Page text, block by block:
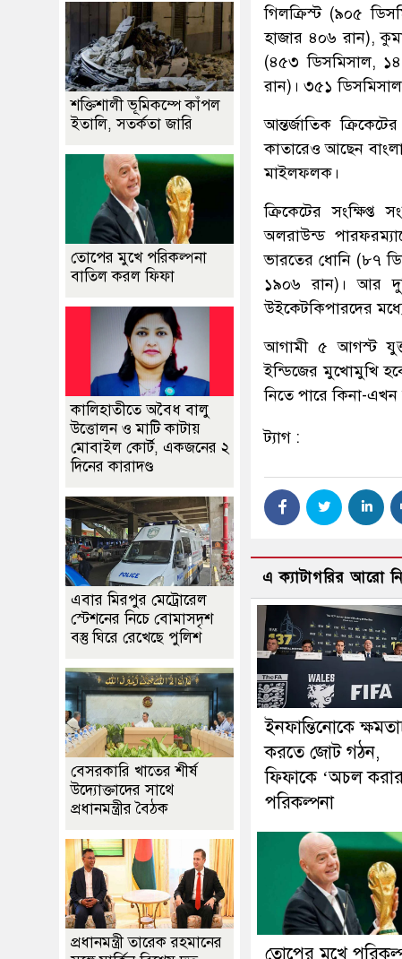
গিলক্রিস্ট (৯০৫
হাজার ৪০৬ রান),
(৪৫৩ ডিসমিসাল,
রান)। ৩৫১
আন্তর্জাতিক
কাতারেও আছেন
মাইলফলক।
ক্রিকেটের
অলরাউন্ড
ভারতের ধোনি (৮৭
১৯০৬ রান)। আর
উইকেটকিপারদের
আগামী ৫ আগস্ট
ইন্ডিজের মুখোমুখি
নিতে পারে কিনা-এখন
ট্যাগ :
এ ক্যাটাগরির আরো
ইনফান্তিনোকে
করতে জোট গঠন,
ফিফাকে ‘অচল
পরিকল্পনা
তোপের মুখে
শক্তিশালী ভূমিকম্পে কাঁপল
ইতালি, সতর্কতা জারি
তোপের মুখে পরিকল্পনা
বাতিল করল ফিফা
কালিহাতীতে অবৈধ বালু
উত্তোলন ও মাটি কাটায়
মোবাইল কোর্ট, একজনের ২
দিনের কারাদণ্ড
এবার মিরপুর মেট্রোরেল
স্টেশনের নিচে বোমাসদৃশ
বস্তু ঘিরে রেখেছে পুলিশ
বেসরকারি খাতের শীর্ষ
উদ্যোক্তাদের সাথে
প্রধানমন্ত্রীর বৈঠক
প্রধানমন্ত্রী তারেক রহমানের